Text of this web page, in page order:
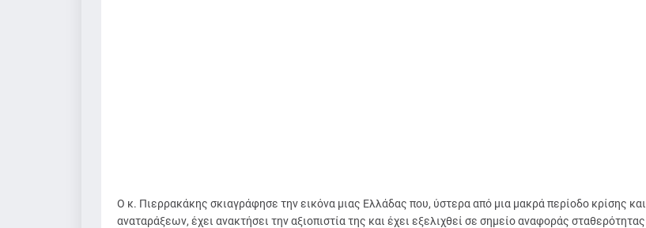
Ο κ. Πιερρακάκης σκιαγράφησε την εικόνα μιας Ελλάδας που, ύστερα από μια μακρά περίοδο κρίσης και
αναταράξεων, έχει ανακτήσει την αξιοπιστία της και έχει εξελιχθεί σε σημείο αναφοράς σταθερότητας